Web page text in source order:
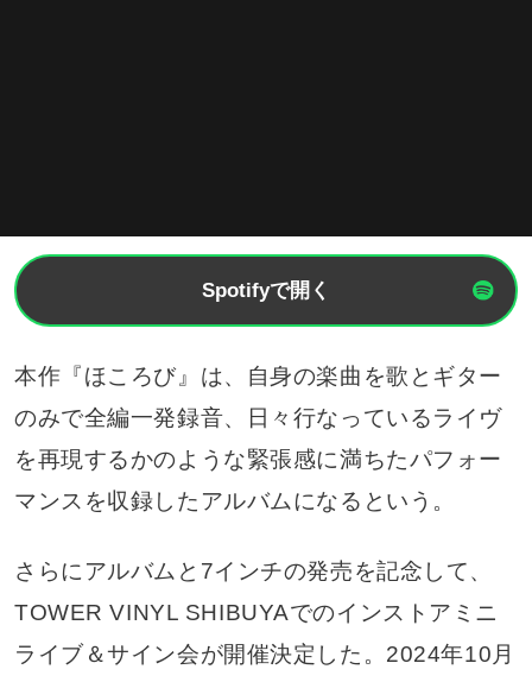
Spotifyで開く
本作『ほころび』は、自身の楽曲を歌とギター
のみで全編一発録音、日々行なっているライヴ
を再現するかのような緊張感に満ちたパフォー
マンスを収録したアルバムになるという。
さらにアルバムと7インチの発売を記念して、
TOWER VINYL SHIBUYAでのインストアミニ
ライブ＆サイン会が開催決定した。2024年10月